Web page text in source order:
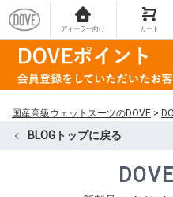
ディーラー向け カート
国産高級ウェットスーツのDOVE >
BLOGトップに戻る